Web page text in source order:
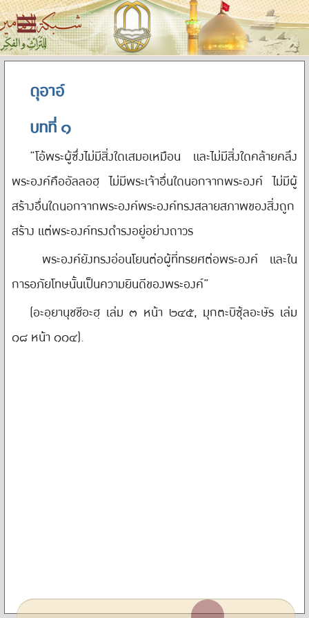
ดุอาอ์
บทที่ ๑
“โอ้พระผู้ซึ่งไม่มีสิ่งใดเสมอเหมือน และไม่มีสิ่งใดคล้ายคลึง
พระองค์คืออัลลอฮฺ ไม่มีพระเจ้าอื่นใดนอกจากพระองค์ ไม่มีผู้
สร้างอื่นใดนอกจากพระองค์พระองค์ทรงสลายสภาพของสิ่งถูก
สร้าง แต่พระองค์ทรงดำรงอยู่อย่างถาวร
พระองค์ยังทรงอ่อนโยนต่อผู้ที่ทรยศต่อพระองค์ และใน
การอภัยโทษนั้นเป็นความยินดีของพระองค์”
(อะอฺยานุชชีอะฮฺ เล่ม ๓ หน้า ๒๔๕, มุกตะบิซุ้ลอะษัร เล่ม
๑๘ หน้า ๑๑๔).